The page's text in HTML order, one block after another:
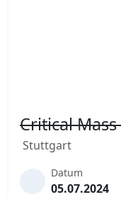
Critical
Stuttgart
Datum
05.07.2024